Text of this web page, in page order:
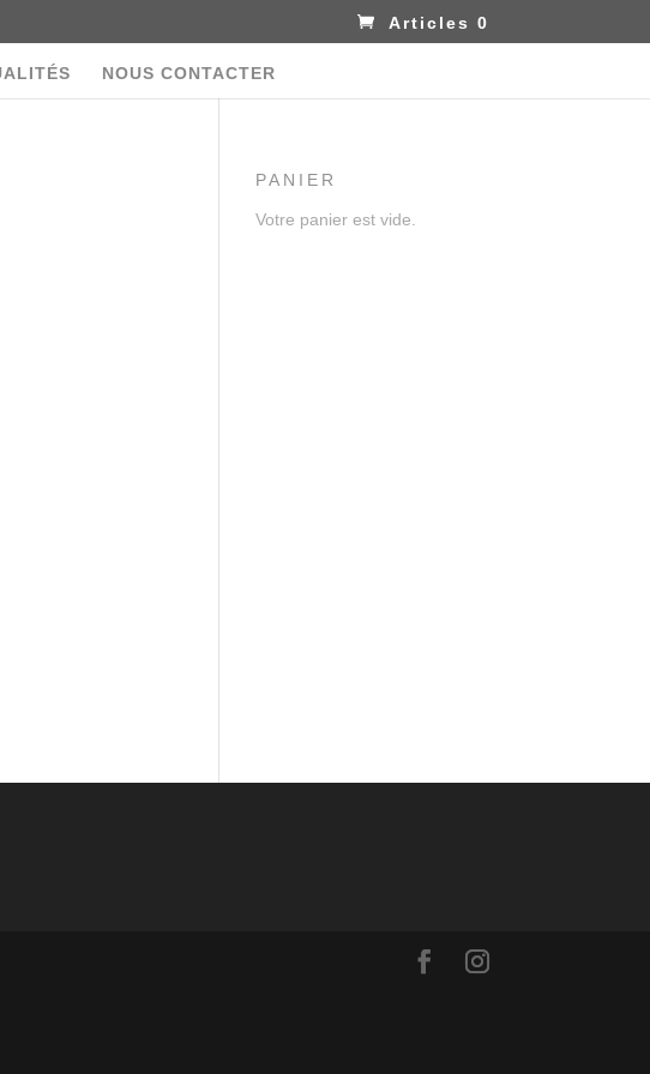
Articles 0
NOUS CONTACTER
PANIER
Votre panier est vide.